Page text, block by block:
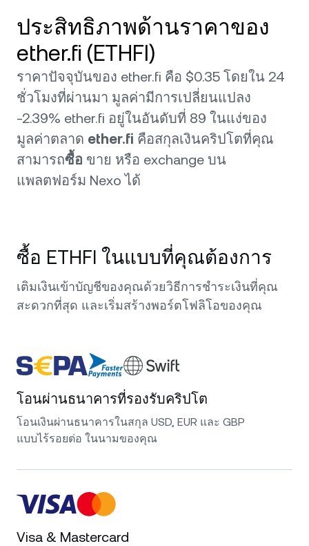
ประสิทธิภาพด้านราคาของ
ether.fi (ETHFI)
ราคาปัจจุบันของ ether.fi คือ $0.35 โดยใน 24
ชั่วโมงที่ผ่านมา มูลค่ามีการเปลี่ยนแปลง
-2.39% ether.fi อยู่ในอันดับที่ 89 ในแง่ของ
มูลค่าตลาด ether.fi คือสกุลเงินคริปโตที่คุณ
สามารถซื้อ ขาย หรือ exchange บน
แพลตฟอร์ม Nexo ได้
ซื้อ ETHFI ในแบบที่คุณต้องการ
เติมเงินเข้าบัญชีของคุณด้วยวิธีการชำระเงินที่คุณ
สะดวกที่สุด และเริ่มสร้างพอร์ตโฟลิโอของคุณ
โอนผ่านธนาคารที่รองรับคริปโต
โอนเงินผ่านธนาคารในสกุล USD, EUR และ GBP
แบบไร้รอยต่อ ในนามของคุณ
Visa & Mastercard